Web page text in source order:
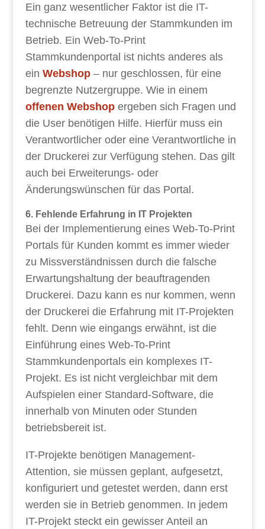
Ein ganz wesentlicher Faktor ist die IT-
technische Betreuung der Stammkunden im
Betrieb. Ein Web-To-Print
Stammkundenportal ist nichts anderes als
ein Webshop– nur geschlossen, für eine
begrenzte Nutzergruppe. Wie in einem
offenen Webshopergeben sich Fragen und
die User benötigen Hilfe. Hierfür muss ein
Verantwortlicher oder eine Verantwortliche in
der Druckerei zur Verfügung stehen. Das gilt
auch bei Erweiterungs- oder
Änderungswünschen für das Portal.
6. Fehlende Erfahrung in IT Projekten
Bei der Implementierung eines Web-To-Print
Portals für Kunden kommt es immer wieder
zu Missverständnissen durch die falsche
Erwartungshaltung der beauftragenden
Druckerei. Dazu kann es nur kommen, wenn
der Druckerei die Erfahrung mit IT-Projekten
fehlt. Denn wie eingangs erwähnt, ist die
Einführung eines Web-To-Print
Stammkundenportals ein komplexes IT-
Projekt. Es ist nicht vergleichbar mit dem
Aufspielen einer Standard-Software, die
innerhalb von Minuten oder Stunden
betriebsbereit ist.
IT-Projekte benötigen Management-
Attention, sie müssen geplant, aufgesetzt,
konfiguriert und getestet werden, dann erst
werden sie in Betrieb genommen. In jedem
IT-Projekt steckt ein gewisser Anteil an